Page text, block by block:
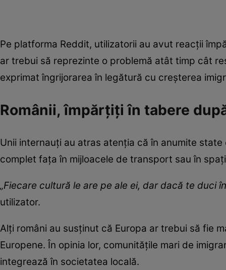
Pe platforma Reddit, utilizatorii au avut reacții
ar trebui să reprezinte o problemă atât timp cât
exprimat îngrijorarea în legătură cu creșterea
Românii, împărțiți în tabere
Unii internauți au atras atenția că în anumite
complet fața în mijloacele de transport sau în
„Fiecare cultură le are pe ale ei, dar dacă te duci
utilizator.
Alți români au susținut că Europa ar trebui să fie
Europene. În opinia lor, comunitățile mari de
integrează în societatea locală.